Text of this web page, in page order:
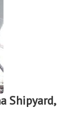
Shipyard,